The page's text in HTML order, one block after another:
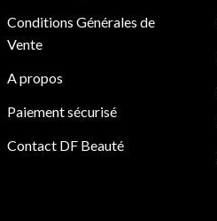
Conditions Générales de
Vente
A propos
Paiement sécurisé
Contact DF Beauté